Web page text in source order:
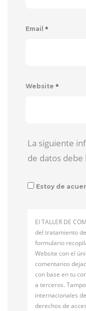
Email *
Website *
La siguiente
de datos debe
Estoy de
El TALLER DE
del tratamiento
formulario
Website con el
comentarios
con base en tu
a terceros.
internacionales
derechos de